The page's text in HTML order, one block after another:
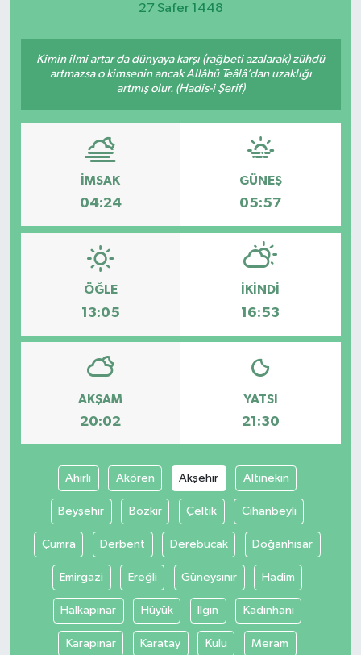
27 Safer 1448
Kimin ilmi artar da dünyaya karşı (rağbeti azalarak) zühdü
artmazsa o kimsenin ancak Allâhü Teâlâ’dan uzaklığı
artmış olur. (Hadis-i Şerif)
İMSAK
04:24
GÜNEŞ
05:57
ÖĞLE
13:05
İKINDI
16:53
AKŞAM
20:02
YATSI
21:30
Ahırlı Akören Akşehir Altınekin
Beyşehir Bozkır Çeltik Cihanbeyli
Çumra Derbent Derebucak Doğanhisar
Emirgazi Ereğli Güneysınır Hadim
Halkapınar Hüyük Ilgın Kadınhanı
Karapınar Karatay Kulu Meram
SPOR
İLÇELERİMİZ
RESMİ İLAN